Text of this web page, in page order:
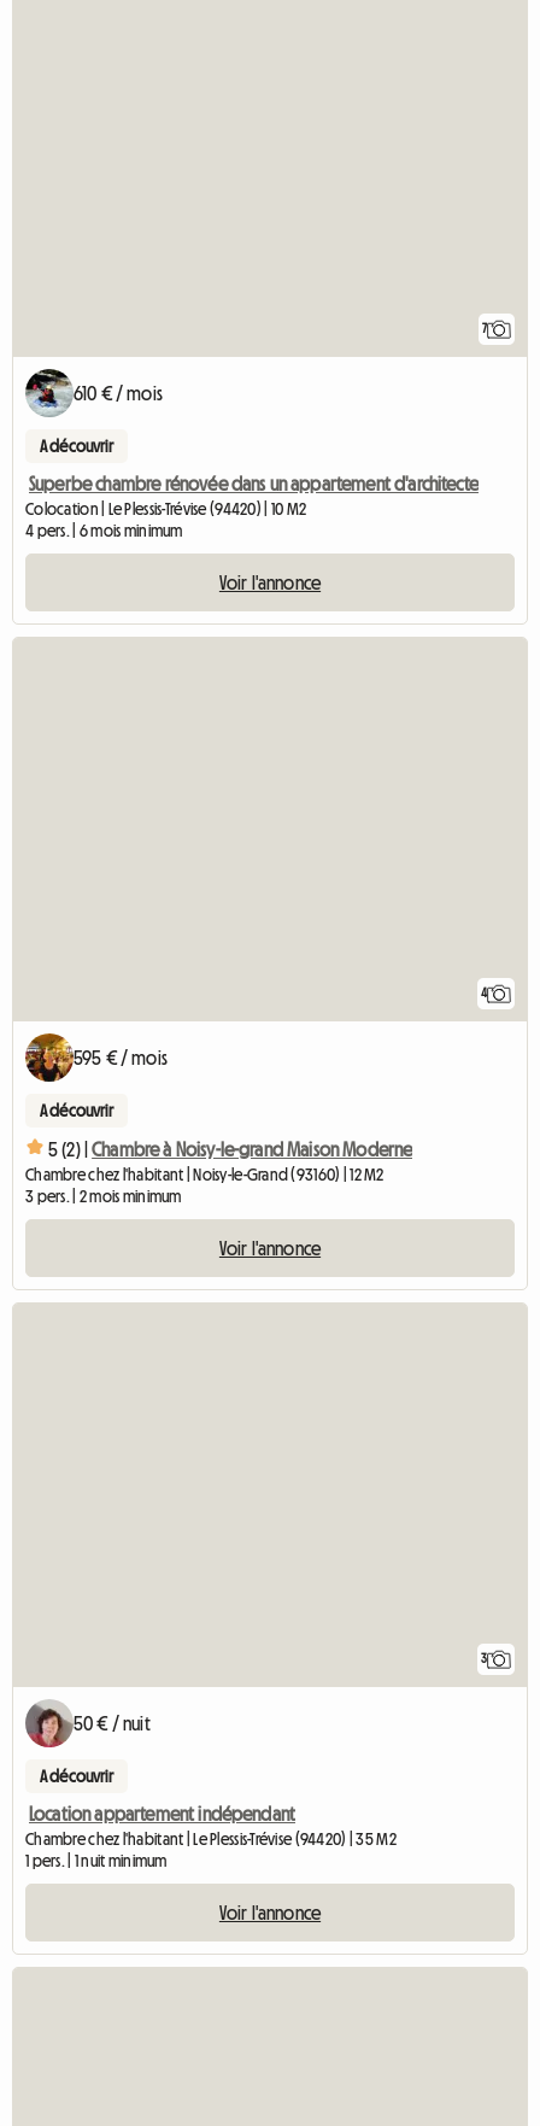
7
610 € / mois
A découvrir
Superbe chambre rénovée dans un appartement d'architecte
Colocation | Le Plessis-Trévise (94420) | 10 M2
4 pers. | 6 mois minimum
Voir l'annonce
4
595 € / mois
A découvrir
5 (2) | Chambre à Noisy-le-grand Maison Moderne
Chambre chez l'habitant | Noisy-le-Grand (93160) | 12 M2
3 pers. | 2 mois minimum
Voir l'annonce
3
50 € / nuit
A découvrir
Location appartement indépendant
Chambre chez l'habitant | Le Plessis-Trévise (94420) | 35 M2
1 pers. | 1 nuit minimum
Voir l'annonce